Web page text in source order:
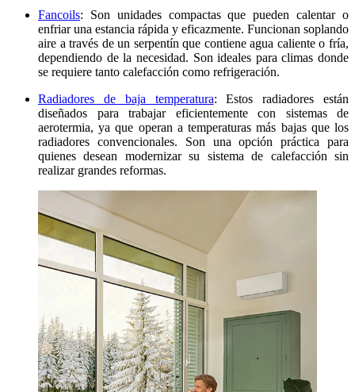
Fancoils: Son unidades compactas que pueden calentar o
enfriar una estancia rápida y eficazmente. Funcionan soplando
aire a través de un serpentín que contiene agua caliente o fría,
dependiendo de la necesidad. Son ideales para climas donde
se requiere tanto calefacción como refrigeración.
Radiadores de baja temperatura: Estos radiadores están
diseñados para trabajar eficientemente con sistemas de
aerotermia, ya que operan a temperaturas más bajas que los
radiadores convencionales. Son una opción práctica para
quienes desean modernizar su sistema de calefacción sin
realizar grandes reformas.